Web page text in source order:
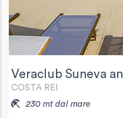
Veraclub Suneva
COSTA REI
230 mt dal mare